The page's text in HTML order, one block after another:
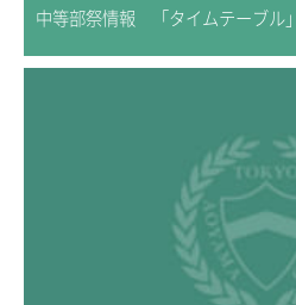
中等部祭情報 「タイムテーブル